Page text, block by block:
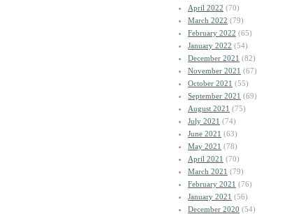
April 2022 (70)
March 2022 (79)
February 2022 (65)
January 2022 (54)
December 2021 (82)
November 2021 (67)
October 2021 (55)
September 2021 (69)
August 2021 (75)
July 2021 (74)
June 2021 (63)
May 2021 (78)
April 2021 (70)
March 2021 (79)
February 2021 (76)
January 2021 (56)
December 2020 (54)